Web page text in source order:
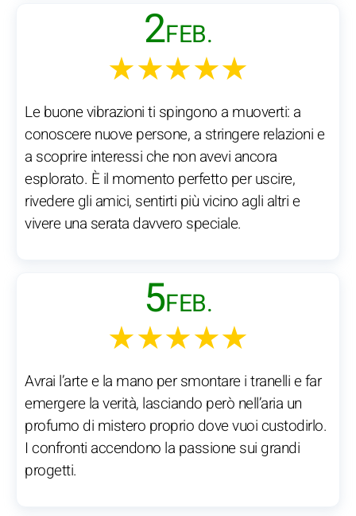
2FEB.
★★★★★
Le buone vibrazioni ti spingono a muoverti: a
conoscere nuove persone, a stringere relazioni e
a scoprire interessi che non avevi ancora
esplorato. È il momento perfetto per uscire,
rivedere gli amici, sentirti più vicino agli altri e
vivere una serata davvero speciale.
5FEB.
★★★★★
Avrai l’arte e la mano per smontare i tranelli e far
emergere la verità, lasciando però nell’aria un
profumo di mistero proprio dove vuoi custodirlo.
I confronti accendono la passione sui grandi
progetti.